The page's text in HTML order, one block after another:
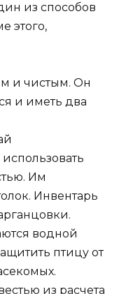
из способов
этого,
и чистым. Он
и иметь два
Им
Инвентарь
водной
птицу от
из расчета